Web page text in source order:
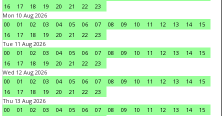
16
17 18 19 20 21 22
23
Mon 10 Aug 2026
00
01 02 03 04 05 06 07 08 09 10 11 12 13 14
15
16
17 18 19 20 21 22
23
Tue 11 Aug 2026
00
01 02 03 04 05 06 07 08 09 10 11 12 13 14
15
16
17 18 19 20 21 22
23
Wed 12 Aug 2026
00
01 02 03 04 05 06 07 08 09 10 11 12 13 14
15
16
17 18 19 20 21 22
23
Thu 13 Aug 2026
00
01 02 03 04 05 06 07 08 09 10 11 12 13 14
15